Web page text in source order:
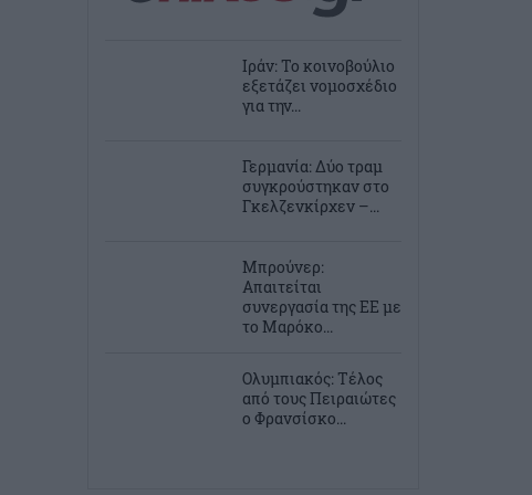
Ιράν: To κοινοβούλιο
εξετάζει νομοσχέδιο
για την...
Γερμανία: Δύο τραμ
συγκρούστηκαν στο
Γκελζενκίρχεν –...
Μπρούνερ:
Απαιτείται
συνεργασία της ΕΕ με
το Μαρόκο...
Ολυμπιακός: Τέλος
από τους Πειραιώτες
ο Φρανσίσκο...